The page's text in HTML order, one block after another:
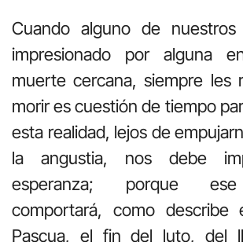
Cuando alguno de
impresionado por alguna
muerte cercana, siempre les
morir es cuestión de tiempo
esta realidad, lejos de
la angustia, nos debe
esperanza; porque
comportará, como describe
Pascua, el fin del luto, del